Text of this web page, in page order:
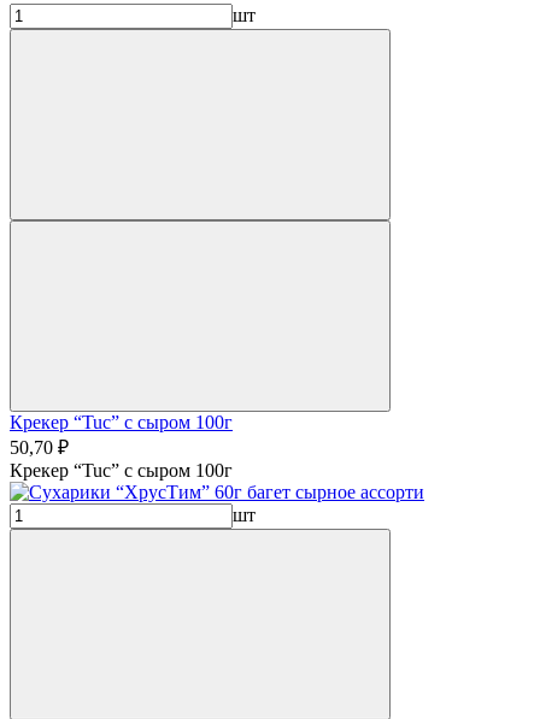
шт
Крекер “Tuc” с сыром 100г
50,70 ₽
Крекер “Tuc” с сыром 100г
шт